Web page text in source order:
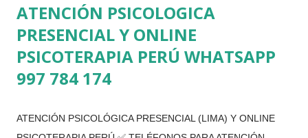
ATENCIÓN PSICOLOGICA
PRESENCIAL Y ONLINE
PSICOTERAPIA PERÚ WHATSAPP
997 784 174
ATENCIÓN PSICOLÓGICA PRESENCIAL (LIMA) Y ONLINE